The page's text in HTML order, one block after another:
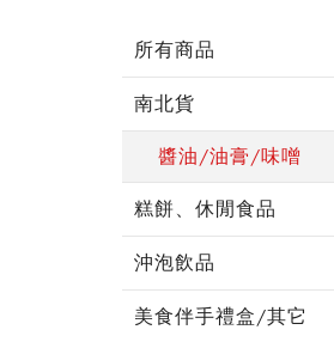
所有商品
南北貨
醬油/油膏/味噌
糕餅、休閒食品
沖泡飲品
美食伴手禮盒/其它